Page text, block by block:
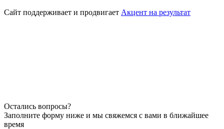
Сайт поддерживает и продвигает Акцент на результат
Остались вопросы?
Заполните форму ниже и мы свяжемся с вами в ближайшее
время